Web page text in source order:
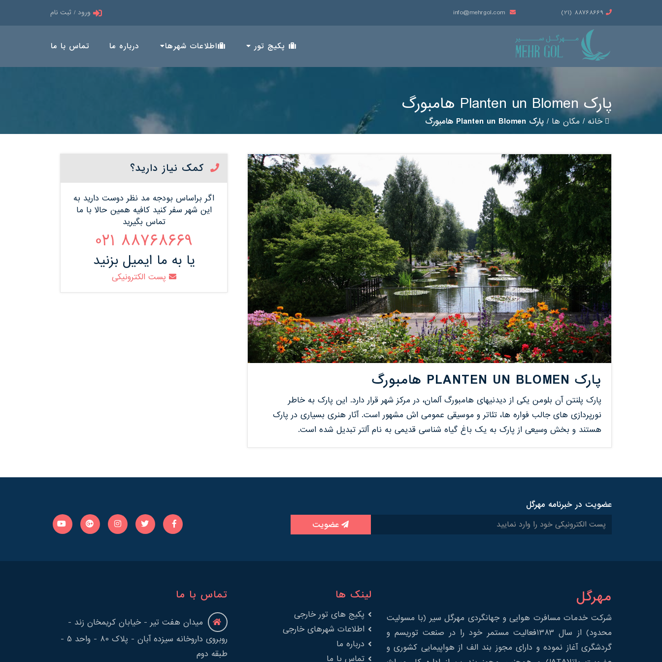
88768669 (21) ورود / ثبت نام
پکیج تور اطلاعات شهرها درباره ما تماس با ما
پارک Planten un Blomen هامبورگ
خانه / مکان ها / پارک Planten un Blomen هامبورگ
پارک PLANTEN UN BLOMEN هامبورگ
پارک پلنتن آن بلومن یکی از دیدنیهای هامبورگ آلمان، در مرکز شهر قرار دارد. این پارک به خاطر
نورپردازی های جالب فواره ها، تئاتر و موسیقی عمومی اش مشهور است. آثار هنری بسیاری در پارک
هستند و بخش وسیعی از پارک به یک باغ گیاه شناسی قدیمی به نام آلتر تبدیل شده است.
کمک نیاز دارید؟
اگر براساس بودجه مد نظر دوست دارید به
این شهر سفر کنید کافیه همین حالا با ما
تماس بگیرید
88768669 021
یا به ما ایمیل بزنید
پست الکترونیکی
عضویت در خبرنامه مهرگل
عضویت
مهرگل
شرکت خدمات مسافرت هوایی و جهانگردی مهرگل سیر (با مسولیت
محدود) از سال 1383فعالیت مستمر خود را در صنعت توریسم و
گردشگری آغاز نموده و دارای مجوز بند الف از هواپیمایی کشوری و
لینک ها
پکیج های تور خارجی
اطلاعات شهرهای خارجی
درباره ما
تماس با ما
تماس با ما
میدان هفت تیر - خیابان کریمخان زند -
روبروی داروخانه سیزده آبان - پلاک 80 - واحد 5 -
طبقه دوم